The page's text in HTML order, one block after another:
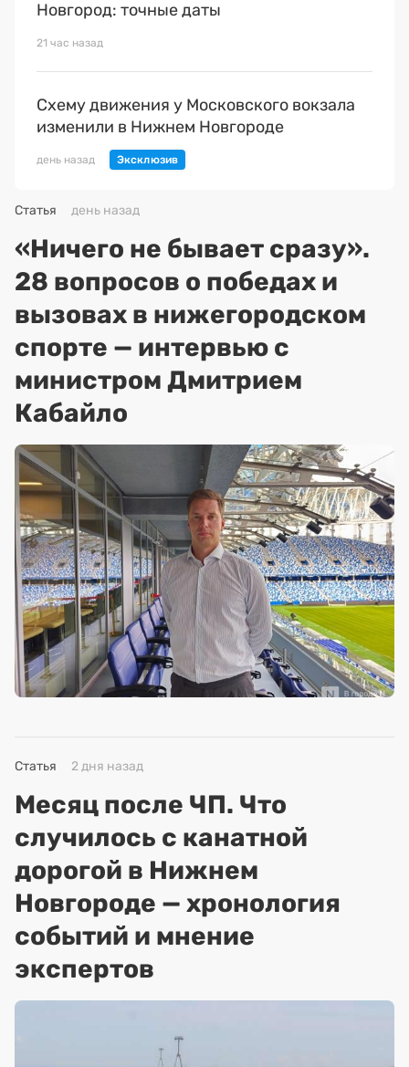
Новгород: точные даты
21 час назад
Схему движения у Московского вокзала
изменили в Нижнем Новгороде
день назад
Статья день назад
«Ничего не бывает сразу».
28 вопросов о победах и
вызовах в нижегородском
спорте — интервью с
министром Дмитрием
Кабайло
Статья 2 дня назад
Месяц после ЧП. Что
случилось с канатной
дорогой в Нижнем
Новгороде — хронология
событий и мнение
экспертов